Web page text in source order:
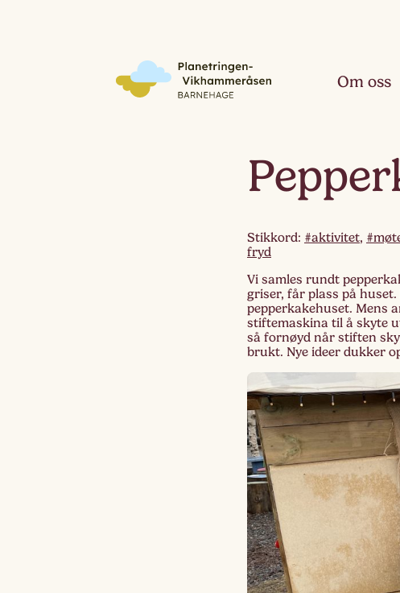
Om oss
Stikkord: #aktivitet,
fryd
Vi samles rundt
griser, får plass på
pepperkakehuset. Mens
stiftemaskina til å skyte
så fornøyd når stiften
brukt. Nye ideer dukker